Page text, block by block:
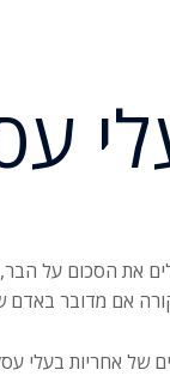
את הסכום על
אם מדובר
של אחריות בעלי